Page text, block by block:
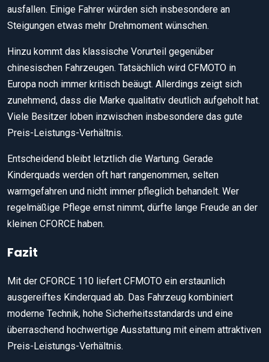
ausfallen. Einige Fahrer würden sich insbesondere an
Steigungen etwas mehr Drehmoment wünschen.
Hinzu kommt das klassische Vorurteil gegenüber
chinesischen Fahrzeugen. Tatsächlich wird CFMOTO in
Europa noch immer kritisch beäugt. Allerdings zeigt sich
zunehmend, dass die Marke qualitativ deutlich aufgeholt hat.
Viele Besitzer loben inzwischen insbesondere das gute
Preis-Leistungs-Verhältnis.
Entscheidend bleibt letztlich die Wartung. Gerade
Kinderquads werden oft hart rangenommen, selten
warmgefahren und nicht immer pfleglich behandelt. Wer
regelmäßige Pflege ernst nimmt, dürfte lange Freude an der
kleinen CFORCE haben.
Fazit
Mit der CFORCE 110 liefert CFMOTO ein erstaunlich
ausgereiftes Kinderquad ab. Das Fahrzeug kombiniert
moderne Technik, hohe Sicherheitsstandards und eine
überraschend hochwertige Ausstattung mit einem attraktiven
Preis-Leistungs-Verhältnis.